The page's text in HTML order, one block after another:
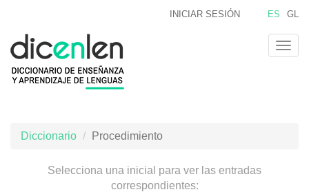
contenido
principal
ES GL
INICIAR SESIÓN
Diccionario Procedimiento
Selecciona una inicial para ver las entradas
correspondientes: